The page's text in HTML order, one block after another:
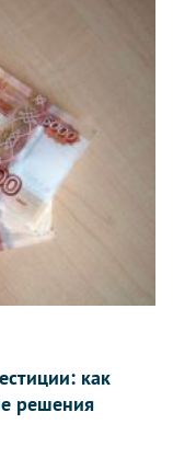
как
решения